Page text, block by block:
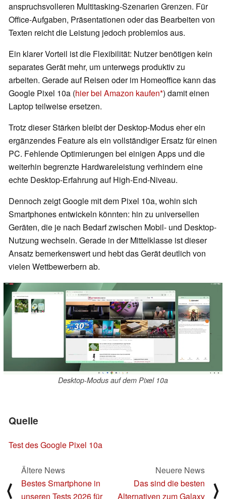
anspruchsvolleren Multitasking-Szenarien Grenzen. Für
Office-Aufgaben, Präsentationen oder das Bearbeiten von
Texten reicht die Leistung jedoch problemlos aus.
Ein klarer Vorteil ist die Flexibilität: Nutzer benötigen kein
separates Gerät mehr, um unterwegs produktiv zu
arbeiten. Gerade auf Reisen oder im Homeoffice kann das
Google Pixel 10a (hier bei Amazon kaufen ) damit einen
Laptop teilweise ersetzen.
Trotz dieser Stärken bleibt der Desktop-Modus eher ein
ergänzendes Feature als ein vollständiger Ersatz für einen
PC. Fehlende Optimierungen bei einigen Apps und die
weiterhin begrenzte Hardwareleistung verhindern eine
echte Desktop-Erfahrung auf High-End-Niveau.
Dennoch zeigt Google mit dem Pixel 10a, wohin sich
Smartphones entwickeln könnten: hin zu universellen
Geräten, die je nach Bedarf zwischen Mobil- und Desktop-
Nutzung wechseln. Gerade in der Mittelklasse ist dieser
Ansatz bemerkenswert und hebt das Gerät deutlich von
vielen Wettbewerbern ab.
Desktop-Modus auf dem Pixel 10a
Quelle
Test des Google Pixel 10a
⟨
Ältere News
Bestes Smartphone in
unseren Tests 2026 für
Neuere News
Das sind die besten
Alternativen zum Galaxy
⟩